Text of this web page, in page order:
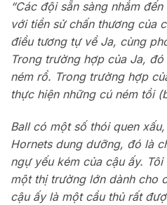
“Các đội sẵn sàng nhắm
với tiền sử chấn thương của
điều tương tự về Ja, cùng
Trong trường hợp của Ja,
ném rổ. Trong trường hợp
thực hiện những cú ném tồi
Ball có một số thói quen
Hornets dung dưỡng, đó là
ngự yếu kém của cậu ấy.
một thị trường lớn dành cho
cậu ấy là một cầu thủ rất